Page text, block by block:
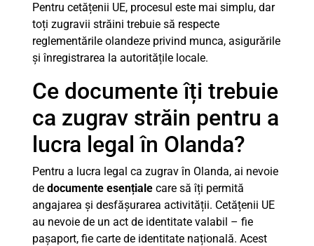
Pentru cetățenii UE, procesul este mai simplu, dar
toți zugravii străini trebuie să respecte
reglementările olandeze privind munca, asigurările
și înregistrarea la autoritățile locale.
Ce documente îți trebuie
ca zugrav străin pentru a
lucra legal în Olanda?
Pentru a lucra legal ca zugrav în Olanda, ai nevoie
de documente esențiale care să îți permită
angajarea și desfășurarea activității. Cetățenii UE
au nevoie de un act de identitate valabil – fie
pașaport, fie carte de identitate națională. Acest